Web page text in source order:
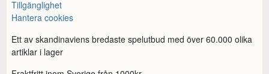
Tillgänglighet
Hantera cookies
Ett av skandinaviens bredaste spelutbud med över 60.000 olika
artiklar i lager